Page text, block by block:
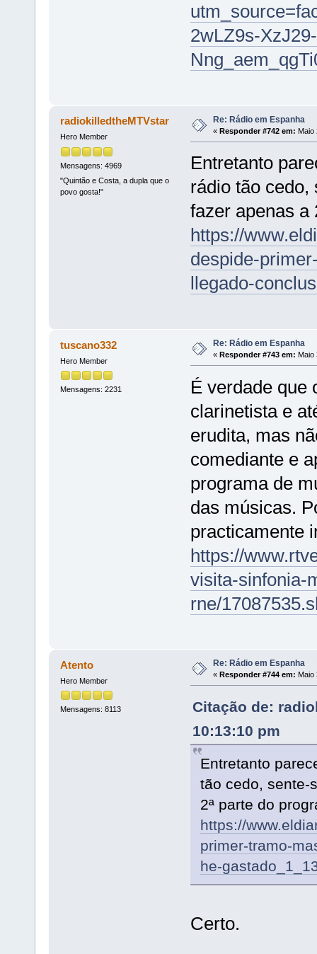
2wLZ9s-
radiokilledtheMTVstar
Hero Member
Mensagens: 4969
"Quintão e Costa, a dupla que o
povo gosta!"
Re: Rádio em Espanha
« Responder #742 em: Maio
Entretanto
rádio tão cedo,
fazer apenas a
https://
despide-
llegado-
tuscano332
Hero Member
Mensagens: 2231
Re: Rádio em Espanha
« Responder #743 em: Maio
É verdade que
clarinetista e
erudita, mas
comediante e
programa de
das músicas.
practicamente
https://
visita-sinfonia-
rne/
Atento
Hero Member
Mensagens: 8113
Re: Rádio em Espanha
« Responder #744 em: Maio
Citação de:
10:13:10 pm
Entretanto
tão cedo, sente-
2ª parte do
https://
primer-tramo-
he-
Certo.